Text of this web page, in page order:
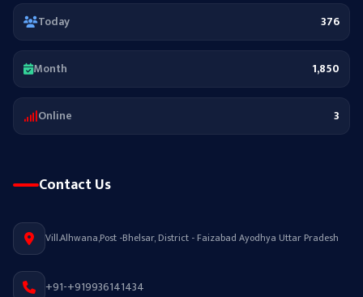
Today 376
Month 1,850
Online 3
Contact Us
Vill.Alhwana,Post -Bhelsar, District - Faizabad Ayodhya Uttar Pradesh
+91-+919936141434